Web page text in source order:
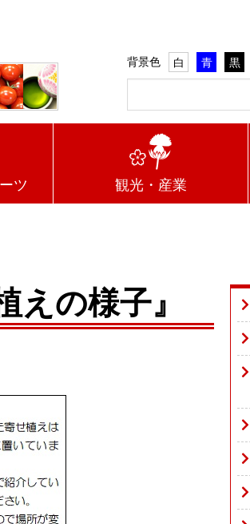
背景色 白 青 黒
ツ 観光・産業
の様子』